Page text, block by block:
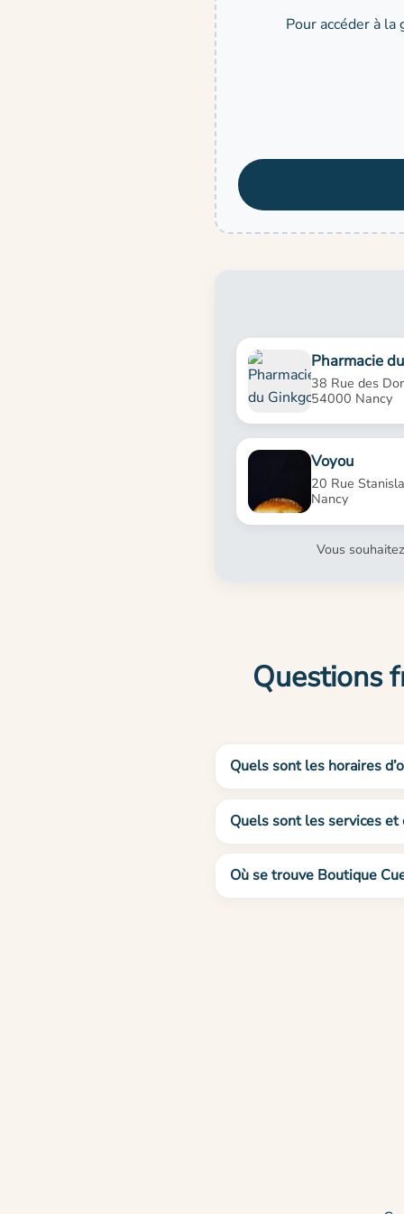
Pour accéder à
Pharmacie
38 Rue des
54000 Nancy
Voyou
20 Rue
Nancy
Vous
Questions
Quels sont les horaires
Quels sont les services
Où se trouve Boutique